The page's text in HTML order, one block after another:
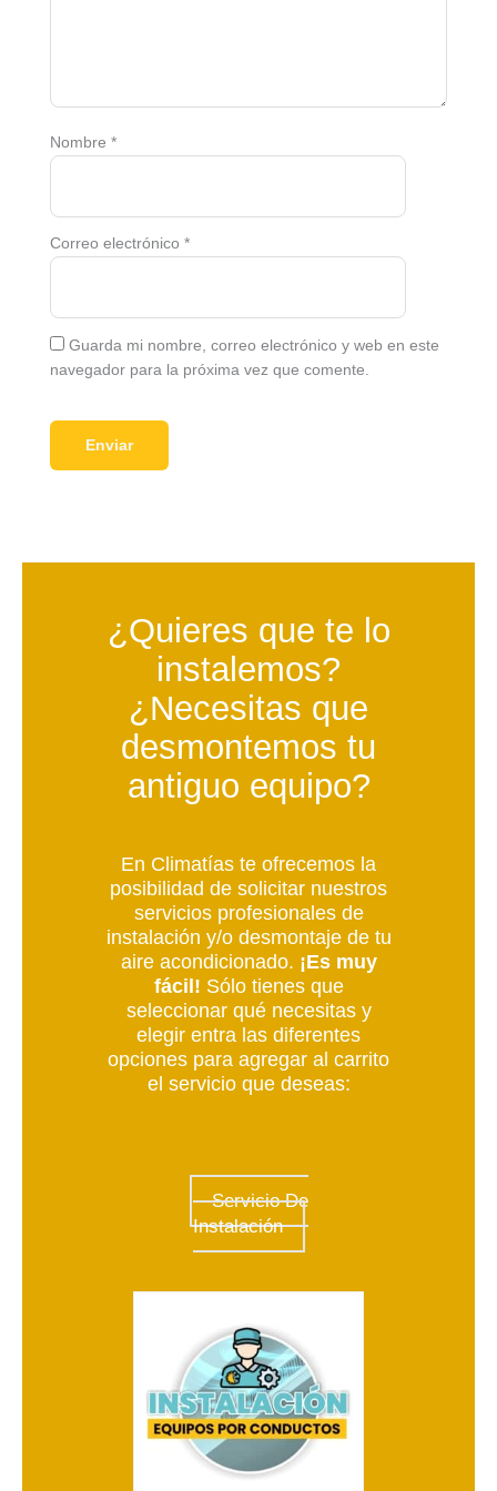
Nombre *
Correo electrónico *
Guarda mi nombre, correo electrónico y web en este
navegador para la próxima vez que comente.
¿Quieres que te lo
instalemos?
¿Necesitas que
desmontemos tu
antiguo equipo?
En Climatías te ofrecemos la
posibilidad de solicitar nuestros
servicios profesionales de
instalación y/o desmontaje de tu
aire acondicionado. ¡Es muy
fácil! Sólo tienes que
seleccionar qué necesitas y
elegir entra las diferentes
opciones para agregar al carrito
el servicio que deseas:
Servicio De
Instalación